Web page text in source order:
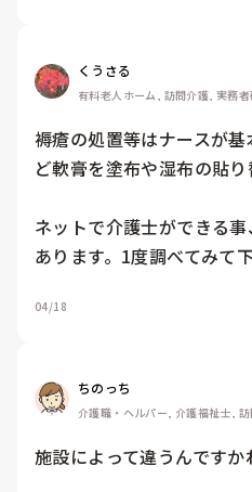
くうさる
有料老人ホーム, 訪問介護, 実務
褥瘡の処置等はナースが
ど軟膏を塗布や湿布の貼り
ネットで介護士ができる
あります。1度調べてみて下
04/18
ちのっち
介護職・ヘルパー, 介護福祉士,
施設によって違うんですか